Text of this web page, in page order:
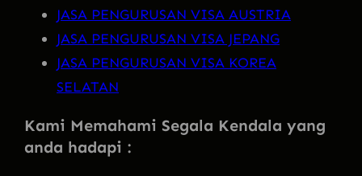
JASA PENGURUSAN VISA AUSTRIA
JASA PENGURUSAN VISA JEPANG
JASA PENGURUSAN VISA KOREA
SELATAN
Kami Memahami Segala Kendala yang
anda hadapi :